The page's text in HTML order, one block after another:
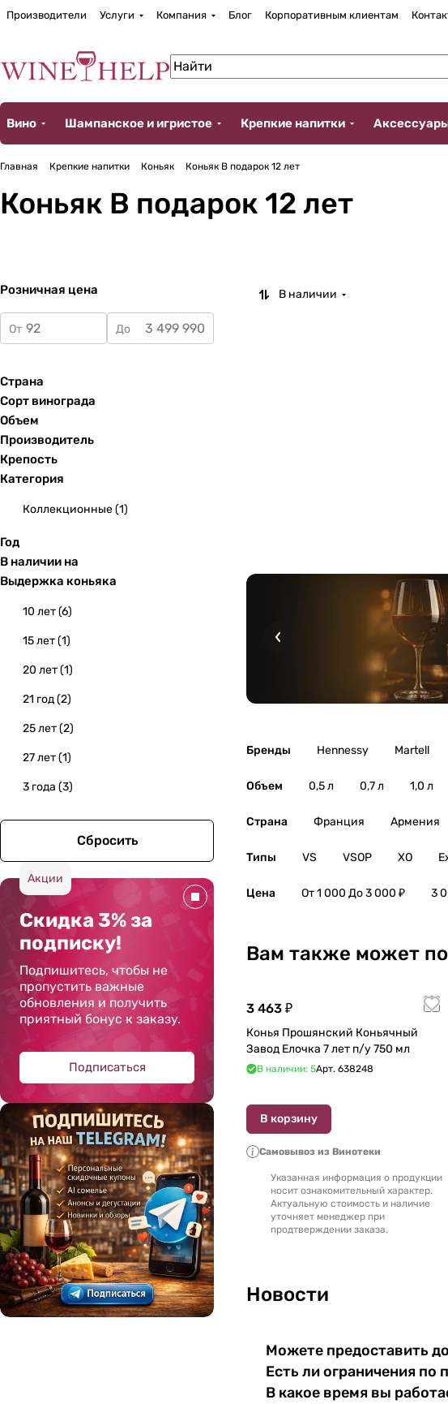
Производители Услуги Компания Блог Корпоративным клиентам
Вино Шампанское и игристое Крепкие напитки
Главная Крепкие напитки Коньяк Коньяк В подарок 12 лет
Коньяк В подарок 12 лет
Розничная цена
От До
Страна
Сорт винограда
Объем
Производитель
Крепость
Категория
Коллекционные(1)
Год
В наличии на
Выдержка коньяка
10 лет(6)
15 лет(1)
20 лет(1)
21 год(2)
25 лет(2)
27 лет(1)
3 года (3)
4 звезды
(1
60 лет( 1)
7 лет
8 лет(2 )
VS/ВС(3)
VSOP/ ВСОП(12)
более 40 лет(2
более 50 лет( )
не менее 4 лет(1)
ХО(10)
Сбросить
Акции
Скидка 3% за
подписку!
Подпишитесь, чтобы не
пропустить важные
обновления и получить
приятный бонус к заказу.
Подписаться
В наличии
Бренды Hennessy Martell
Объем 0,5 л 0,7 л 1,0 л
Страна Франция Армения
Типы VS VSOP XO
Цена От 1 000 До 3 000 ₽ 3
Вам также может
3 463 ₽
Конья Прошянский Коньячный
Завод Елочка 7 лет п/у 750 мл
В наличии: 5Арт. 638248
В корзину
Самовывоз из Винотеки
Указанная информация о продукции
носит ознакомительный характер.
Актуальную стоимость и наличие
уточняет менеджер при
продтверждении заказа.
Новости
Можете предоставить
Есть ли ограничения по
В какое время вы